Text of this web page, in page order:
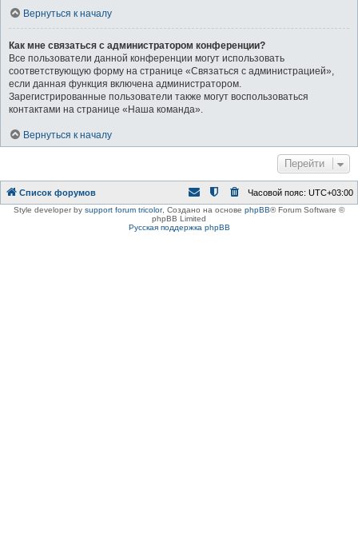
Вернуться к началу
Как мне связаться с администратором конференции?
Все пользователи данной конференции могут использовать
соответствующую форму на странице «Связаться с администрацией»,
если данная функция включена администратором.
Зарегистрированные пользователи также могут воспользоваться
контактами на странице «Наша команда».
Вернуться к началу
Перейти
Список форумов Часовой пояс: UTC+03:00
Style developer by support forum tricolor, Создано на основе phpBB® Forum Software ©
phpBB Limited
Русская поддержка phpBB